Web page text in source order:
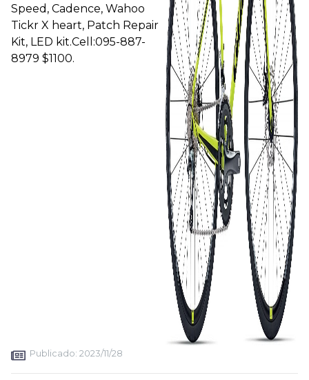
Speed, Cadence, Wahoo
Tickr X heart, Patch Repair
Kit, LED kit.Cell:095-887-
8979 $1100.
Publicado: 2023/11/28